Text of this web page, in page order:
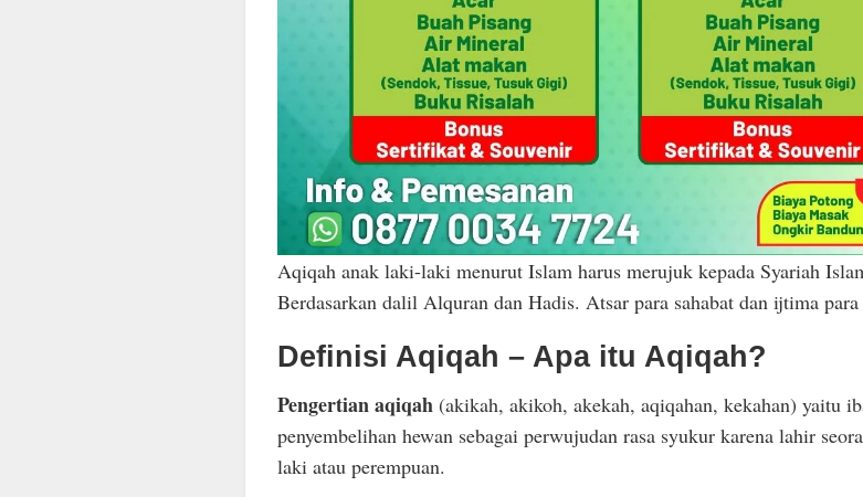
Aqiqah anak laki-laki menurut Islam harus merujuk kepada Syariah
Berdasarkan dalil Alquran dan Hadis. Atsar para sahabat dan ijtima
Definisi Aqiqah – Apa itu Aqiqah?
Pengertian aqiqah (akikah, akikoh, akekah, aqiqahan, kekahan) yaitu
penyembelihan hewan sebagai perwujudan rasa syukur karena lahir
laki atau perempuan.